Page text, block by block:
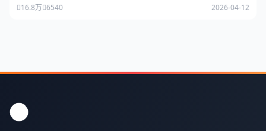
16.8万 6540 2026-04-12